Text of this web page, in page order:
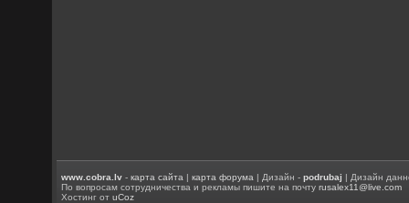
www.cobra.lv -карта сайта |карта форума | Дизайн -podrubaj | Дизайн
По вопросам сотрудничества и рекламы пишите на почтуrusalex11@live.com
Хостинг отuCoz